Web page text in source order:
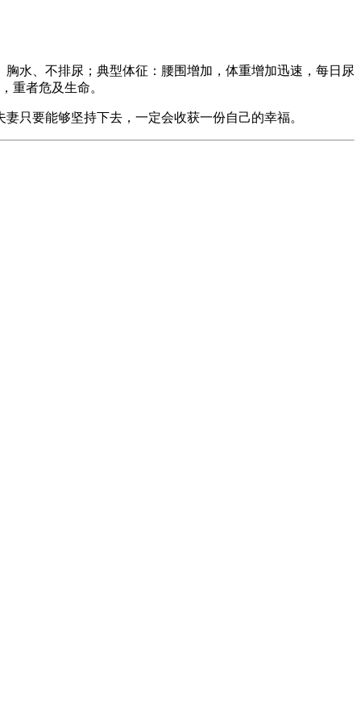
水、不排尿；典型体征：腰围增加，体重增加迅速，每日尿
重者危及生命。
只要能够坚持下去，一定会收获一份自己的幸福。